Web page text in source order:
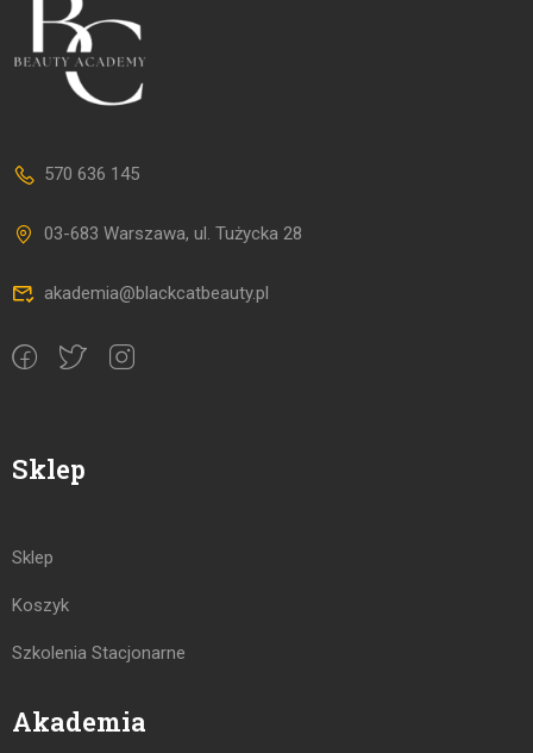
570 636 145
03-683 Warszawa, ul. Tużycka 28
akademia@blackcatbeauty.pl
Sklep
Sklep
Koszyk
Szkolenia Stacjonarne
Akademia